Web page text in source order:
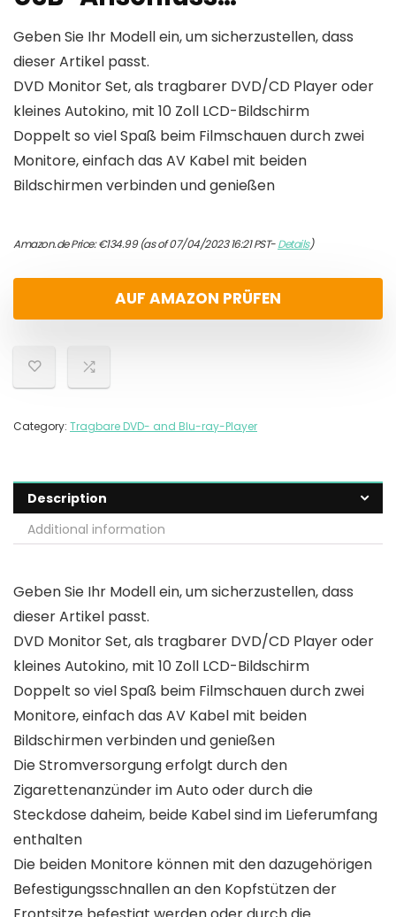
Geben Sie Ihr Modell ein, um sicherzustellen, dass
dieser Artikel passt.
DVD Monitor Set, als tragbarer DVD/CD Player oder
kleines Autokino, mit 10 Zoll LCD-Bildschirm
Doppelt so viel Spaß beim Filmschauen durch zwei
Monitore, einfach das AV Kabel mit beiden
Bildschirmen verbinden und genießen
Amazon.de Price:€134.99(as of 07/04/2023 16:21 PST-Details)
AUF AMAZON PRÜFEN
Category: Tragbare DVD- and Blu-ray-Player
Description
Additional information
Geben Sie Ihr Modell ein, um sicherzustellen, dass
dieser Artikel passt.
DVD Monitor Set, als tragbarer DVD/CD Player oder
kleines Autokino, mit 10 Zoll LCD-Bildschirm
Doppelt so viel Spaß beim Filmschauen durch zwei
Monitore, einfach das AV Kabel mit beiden
Bildschirmen verbinden und genießen
Die Stromversorgung erfolgt durch den
Zigarettenanzünder im Auto oder durch die
Steckdose daheim, beide Kabel sind im Lieferumfang
enthalten
Die beiden Monitore können mit den dazugehörigen
Befestigungsschnallen an den Kopfstützen der